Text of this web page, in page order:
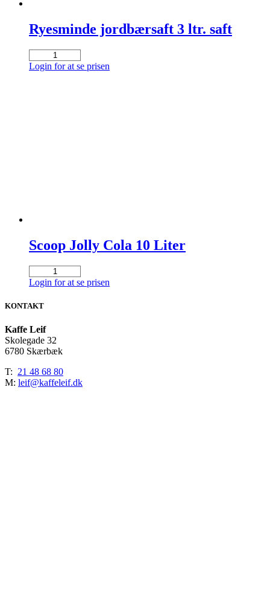
Ryesminde jordbærsaft 3 ltr. saft
Ryesminde
jordbærsaft
Login for at se prisen
Scoop Jolly Cola 10 Liter
Jolly
10
antal
Login for at se prisen
KONTAKT
Kaffe Leif
Skolegade 32
6780 Skærbæk
T: 21 48 68 80
M: leif@kaffeleif.dk